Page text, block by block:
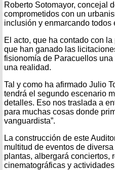
Roberto Sotomayor, concejal
comprometidos con un
inclusión y enmarcando todos
El acto, que ha contado con
que han ganado las
fisionomía de Paracuellos
una realidad.
Tal y como ha afirmado Julio
tendrá el segundo escenario
detalles. Eso nos traslada a
para muchas cosas donde
vanguardista”.
La construcción de este
multitud de eventos de
plantas, albergará conciertos,
cinematográficas y